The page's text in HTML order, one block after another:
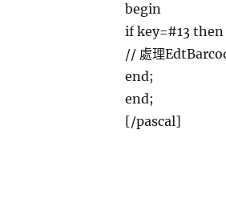
begin
if key=#13
// 處理
end;
end;
[/pascal]